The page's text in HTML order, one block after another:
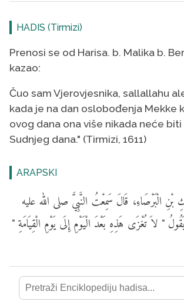
HADIS (Tirmizi)
Prenosi se od Harisa. b. Malika b.
kazao:
Čuo sam Vjerovjesnika, sallallahu
kada je na dan oslobođenja Mekke
ovog dana ona više nikada neće
Sudnjeg dana." (Tirmizi, 1611)
ARAPSKI
الْبَرْصَاءِ، قَالَ سَمِعْتُ النَّبِيَّ صلى الله عليه
" لاَ تُغْزَى هَذِهِ بَعْدَ الْيَوْمِ إِلَى يَوْمِ الْقِيَامَةِ "